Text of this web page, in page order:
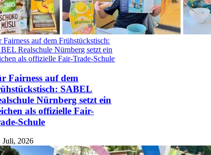
Fairness auf dem Frühstückstisch:
Realschule Nürnberg setzt ein
als offizielle Fair-Trade-Schule
Fairness auf dem
SABEL
Nürnberg setzt ein
als offizielle Fair-
Schule
Juli, 2026